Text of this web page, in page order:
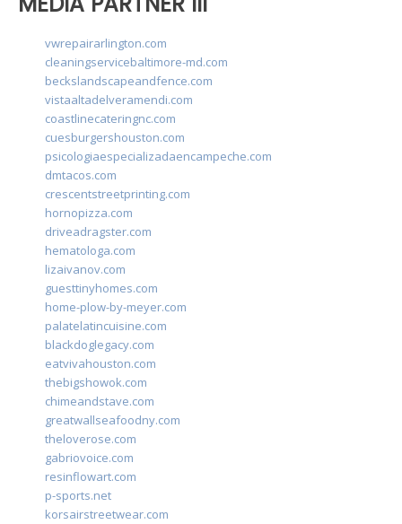
vwrepairarlington.com
cleaningservicebaltimore-md.com
beckslandscapeandfence.com
vistaaltadelveramendi.com
coastlinecateringnc.com
cuesburgershouston.com
psicologiaespecializadaencampeche.com
dmtacos.com
crescentstreetprinting.com
hornopizza.com
driveadragster.com
hematologa.com
lizaivanov.com
guesttinyhomes.com
home-plow-by-meyer.com
palatelatincuisine.com
blackdoglegacy.com
eatvivahouston.com
thebigshowok.com
chimeandstave.com
greatwallseafoodny.com
theloverose.com
gabriovoice.com
resinflowart.com
p-sports.net
korsairstreetwear.com